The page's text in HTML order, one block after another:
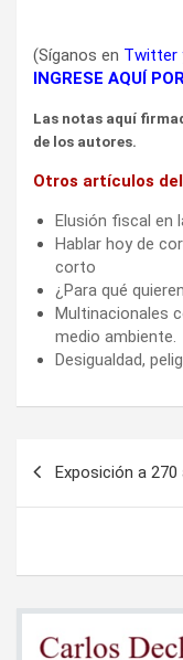
(Síganos en Twitter
INGRESE AQUÍ
Las notas aquí
de los autores.
Otros artículos
Elusión fiscal en
Hablar hoy de
corto
¿Para qué
Multinacionales
medio ambiente.
Desigualdad,
Exposición a